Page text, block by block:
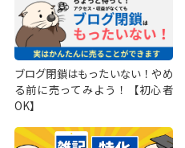
ブログ閉鎖はもったいない！やめ
る前に売ってみよう！【初心者
OK】